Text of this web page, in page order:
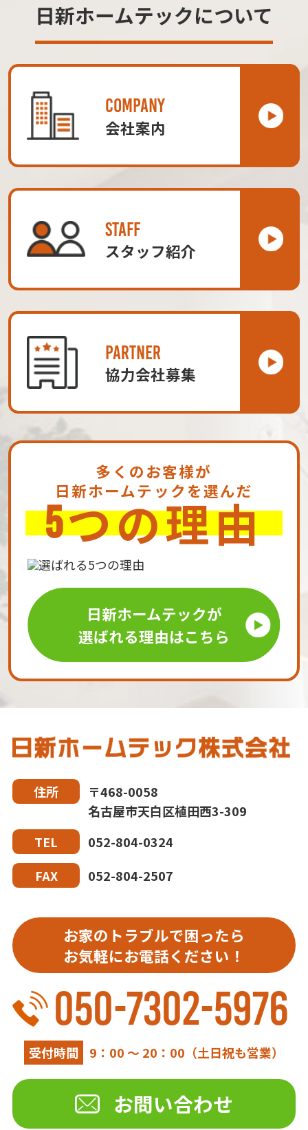
日新ホームテックについて
COMPANY
会社案内
STAFF
スタッフ紹介
PARTNER
協力会社募集
多くのお客様が
日新ホームテックを選んだ
5つの理由
日新ホームテックが
選ばれる理由はこちら
住所
〒468-0058
名古屋市天白区植田西3-309
TEL
052-804-0324
FAX
052-804-2507
お家のトラブルで困ったら
お気軽にお電話ください！
050-7302-5976
受付時間 9：00 ～ 20：00（土日祝も営業）
お問い合わせ